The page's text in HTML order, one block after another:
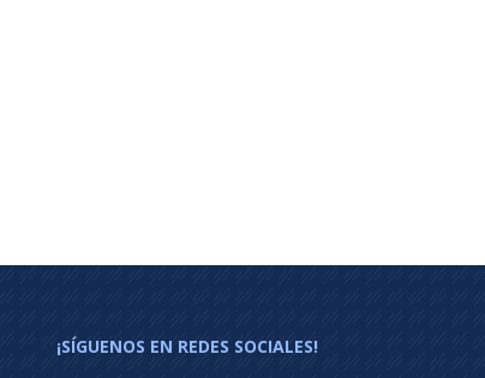
¡SÍGUENOS EN REDES SOCIALES!